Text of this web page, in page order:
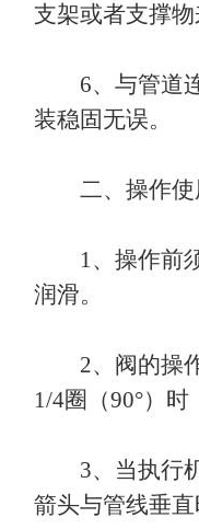
支架或者支撑
6、与管道连
装稳固无误。
二、操作使
1、操作前须
润滑。
2、阀的操作
1/4圈（90°）
3、当执行机
箭头与管线垂